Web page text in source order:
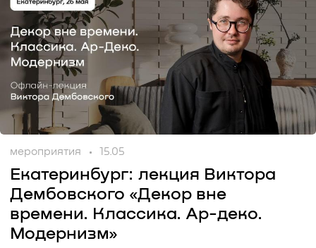
мероприятия 15.05
Екатеринбург: лекция Виктора
Дембовского «Декор вне
времени. Классика. Ар-деко.
Модернизм»